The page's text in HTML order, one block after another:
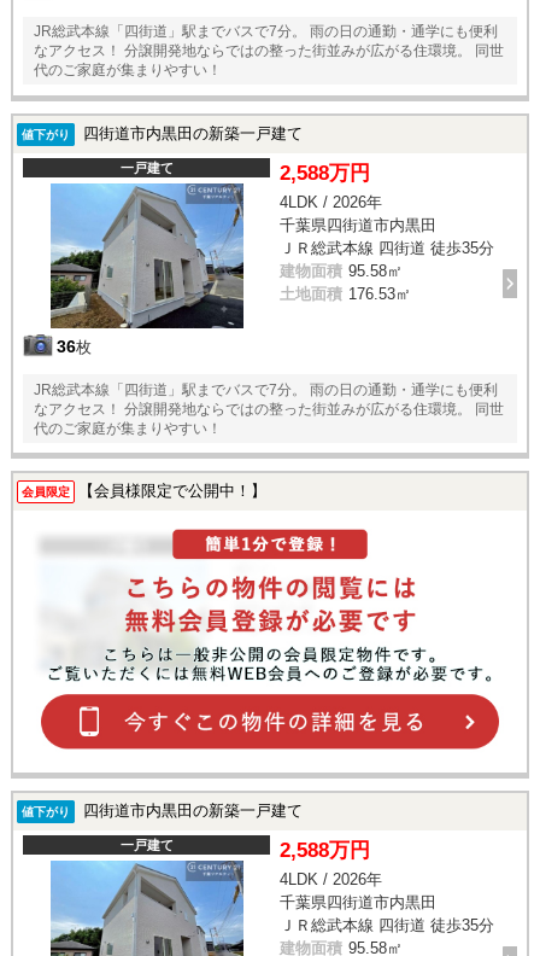
JR総武本線「四街道」駅までバスで7分。 雨の日の通勤・通学にも便利
なアクセス！ 分譲開発地ならではの整った街並みが広がる住環境。 同世
代のご家庭が集まりやすい！
値下がり 四街道市内黒田の新築一戸建て
一戸建て
36枚
2,588万円
4LDK / 2026年
千葉県四街道市内黒田
ＪＲ総武本線 四街道 徒歩35分
建物面積 95.58㎡
土地面積 176.53㎡
JR総武本線「四街道」駅までバスで7分。 雨の日の通勤・通学にも便利
なアクセス！ 分譲開発地ならではの整った街並みが広がる住環境。 同世
代のご家庭が集まりやすい！
会員限定 【会員様限定で公開中！】
値下がり 四街道市内黒田の新築一戸建て
一戸建て 2,588万円
4LDK / 2026年
千葉県四街道市内黒田
ＪＲ総武本線 四街道 徒歩35分
建物面積 95.58㎡